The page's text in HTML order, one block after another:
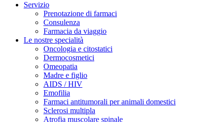
Servizio
Prenotazione di farmaci
Consulenza
Farmacia da viaggio
Le nostre specialità
Oncologia e citostatici
Dermocosmetici
Omeopatia
Madre e figlio
AIDS / HIV
Emofilia
Farmaci antitumorali per animali domestici
Sclerosi multipla
Atrofia muscolare spinale